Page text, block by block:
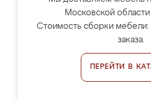
Московской
Стоимость сборки мебели:
заказа.
ПЕРЕЙТИ В